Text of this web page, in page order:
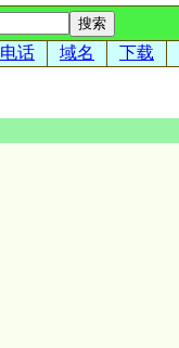
电话 域名 下载